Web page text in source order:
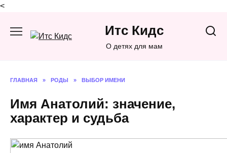
<
содержанию
Итс Кидс
О детях для мам
ГЛАВНАЯ » РОДЫ » ВЫБОР ИМЕНИ
Имя Анатолий: значение,
характер и судьба